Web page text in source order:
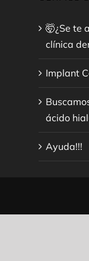
🤯¿Se te
clínica
Implant
ácido
Ayuda!!!